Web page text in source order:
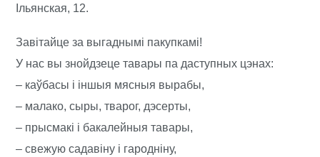
Ільянская, 12.
Завітайце за выгаднымі пакупкамі!
У нас вы знойдзеце тавары па даступных цэнах:
– каўбасы і іншыя мясныя вырабы,
– малако, сыры, тварог, дэсерты,
– прысмакі і бакалейныя тавары,
– свежую садавіну і гародніну,